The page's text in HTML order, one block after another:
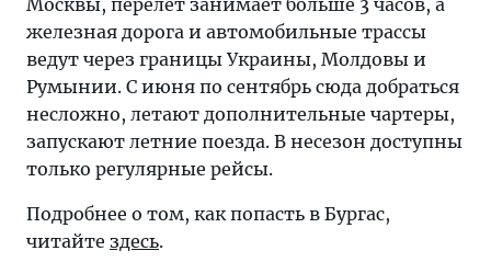
Москвы, перелет занимает больше 3 часов, а
железная дорога и автомобильные трассы
ведут через границы Украины, Молдовы и
Румынии. С июня по сентябрь сюда добраться
несложно, летают дополнительные чартеры,
запускают летние поезда. В несезон доступны
только регулярные рейсы.
Подробнее о том, как попасть в Бургас,
читайте здесь.